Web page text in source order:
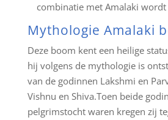
combinatie met Amalaki wordt
Mythologie Amalaki
Deze boom kent een heilige
hij volgens de mythologie is
van de godinnen Lakshmi en
Vishnu en Shiva.Toen beide
pelgrimstocht waren kregen zij